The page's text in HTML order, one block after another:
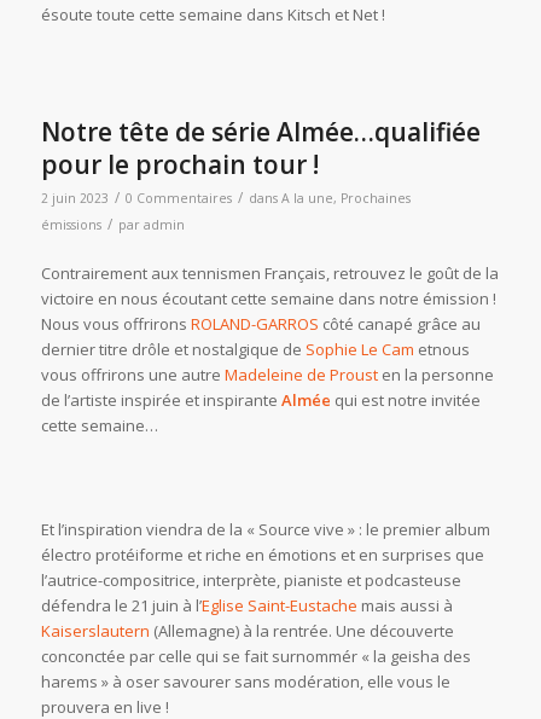
ésoute toute cette semaine dans Kitsch et Net !
Notre tête de série Almée…qualifiée
pour le prochain tour !
2 juin 2023 / 0 Commentaires / dans A la une, Prochaines
émissions / par admin
Contrairement aux tennismen Français, retrouvez le goût de la
victoire en nous écoutant cette semaine dans notre émission !
Nous vous offrirons ROLAND-GARROS côté canapé grâce au
dernier titre drôle et nostalgique de Sophie Le Cam etnous
vous offrirons une autre Madeleine de Prousten la personne
de l’artiste inspirée et inspirante Almée qui est notre invitée
cette semaine…
Et l’inspiration viendra de la « Source vive » : le premier album
électro protéiforme et riche en émotions et en surprises que
l’autrice-compositrice, interprète, pianiste et podcasteuse
défendra le 21 juin à l’Eglise Saint-Eustache mais aussi à
Kaiserslautern (Allemagne) à la rentrée. Une découverte
conconctée par celle qui se fait surnommér « la geisha des
harems » à oser savourer sans modération, elle vous le
prouvera en live !